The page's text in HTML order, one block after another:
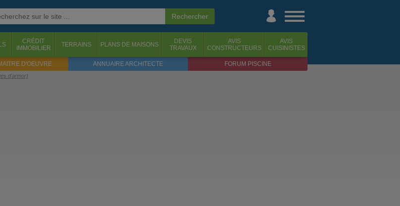
CRÉDIT
IMMOBILIER
TERRAINS PLANS DE MAISONS
DEVIS
TRAVAUX
AVIS
CONSTRUCTEURS
AVIS
CUISINISTES
D'OEUVRE ANNUAIRE ARCHITECTE FORUM PISCINE
d'armor)